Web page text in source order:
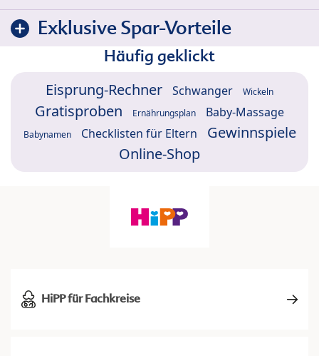
Exklusive Spar-Vorteile
Häufig geklickt
Eisprung-Rechner Schwanger Wickeln
Gratisproben Ernährungsplan Baby-Massage
Babynamen Checklisten für Eltern
Gewinnspiele
Online-Shop
HiPP für Fachkreise